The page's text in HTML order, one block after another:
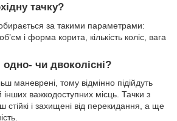
тачку?
за такими параметрами:
і форма корита, кількість коліс, вага
одно- чи двоколісні?
маневрені, тому відмінно підійдуть
інших важкодоступних місць. Тачки з
стійкі і захищені від перекидання, а ще